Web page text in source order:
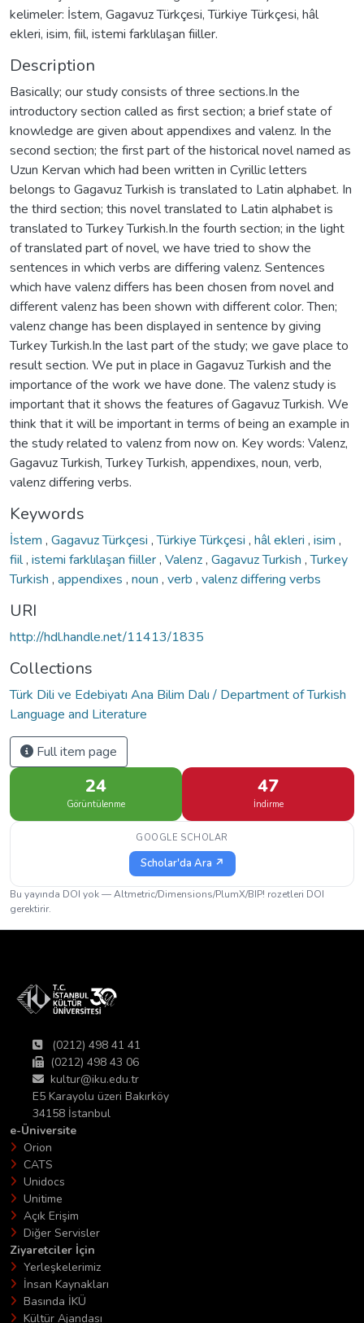
kelimeler: İstem, Gagavuz Türkçesi, Türkiye Türkçesi, hâl
ekleri, isim, fiil, istemi farklılaşan fiiller.
Description
Basically; our study consists of three sections.In the
introductory section called as first section; a brief state of
knowledge are given about appendixes and valenz. In the
second section; the first part of the historical novel named as
Uzun Kervan which had been written in Cyrillic letters
belongs to Gagavuz Turkish is translated to Latin alphabet. In
the third section; this novel translated to Latin alphabet is
translated to Turkey Turkish.In the fourth section; in the light
of translated part of novel, we have tried to show the
sentences in which verbs are differing valenz. Sentences
which have valenz differs has been chosen from novel and
different valenz has been shown with different color. Then;
valenz change has been displayed in sentence by giving
Turkey Turkish.In the last part of the study; we gave place to
result section. We put in place in Gagavuz Turkish and the
importance of the work we have done. The valenz study is
important that it shows the features of Gagavuz Turkish. We
think that it will be important in terms of being an example in
the study related to valenz from now on. Key words: Valenz,
Gagavuz Turkish, Turkey Turkish, appendixes, noun, verb,
valenz differing verbs.
Keywords
İstem , Gagavuz Türkçesi ,Türkiye Türkçesi , hâl ekleri , isim ,
fiil, istemi farklılaşan fiiller, Valenz, Gagavuz Turkish ,Turkey
Turkish , appendixes , noun , verb , valenz differing verbs
URI
http://hdl.handle.net/11413/1835
Collections
Türk Dili ve Edebiyatı Ana Bilim Dalı / Department of Turkish
Language and Literature
Full item page
24
Görüntülenme
47
İndirme
GOOGLE SCHOLAR
Scholar'da Ara ↗
Bu yayında DOI yok — Altmetric/Dimensions/PlumX/BIP! rozetleri DOI
gerektirir.
(0212) 498 41 41
(0212) 498 43 06
kultur@iku.edu.tr
E5 Karayolu üzeri Bakırköy
34158 İstanbul
e-Üniversite
Orion
CATS
Unidocs
Unitime
Açık Erişim
Diğer Servisler
Ziyaretciler İçin
Yerleşkelerimiz
İnsan Kaynakları
Basında İKÜ
Kültür Ajandası